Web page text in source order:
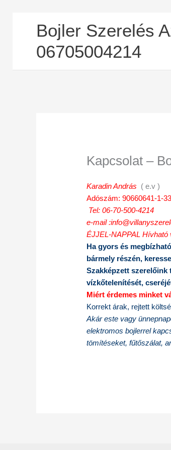
Bojler Szerelés
06705004214
Kapcsolat –
Karadin András ( e.v )
Adószám:90660641-1-33
Tel: 06-70-500-4214
e-mail
ÉJJEL-NAPPAL Hívható
Ha gyors és
bármely részén,
Szakképzett szerelőink
vízkőtelenítését,
Miért érdemes minket
Korrekt árak, rejtett
Akár este vagy
elektromos bojlerrel
tömítéseket, fűtőszálat,